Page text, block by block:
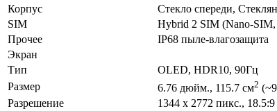
Корпус
Стекло спереди,
SIM
Hybrid 2 SIM (Nano-
Прочее
IP68 пыле-влагозащита
Экран
Тип
OLED, HDR10, 90Гц
Размер
6.76 дюйм., 115.7 см2
Разре­шение
1344 x 2772 пикс.,